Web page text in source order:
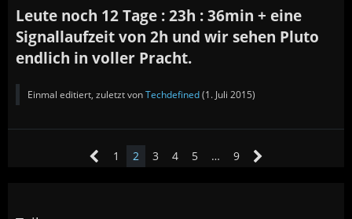
Leute noch 12 Tage : 23h : 36min + eine
Signallaufzeit von 2h und wir sehen Pluto
endlich in voller Pracht.
Einmal editiert, zuletzt vonTechdefined(1. Juli 2015)
1 2 3 4 5 … 9